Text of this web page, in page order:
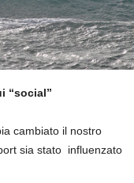
“social”
cambiato il nostro
sia stato influenzato